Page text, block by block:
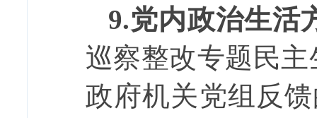
9.党内政治生活
巡察整改专题民
政府机关党组反